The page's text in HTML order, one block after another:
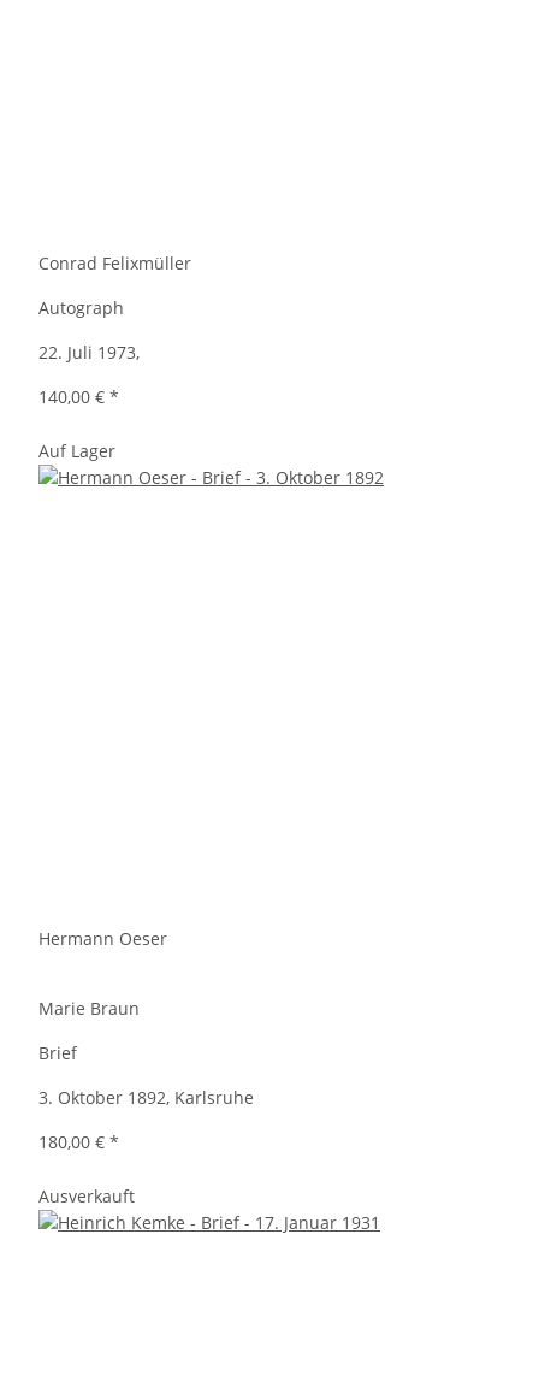
Conrad Felixmüller
Autograph
22. Juli 1973,
140,00 € *
Auf Lager
Hermann Oeser
Marie Braun
Brief
3. Oktober 1892, Karlsruhe
180,00 € *
Ausverkauft